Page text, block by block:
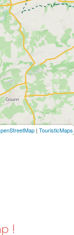
| TouristicMaps
!